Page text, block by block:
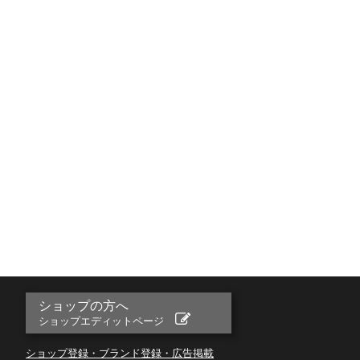
ショップの方へ
ショップエディットページ
ショップ登録・ブランド登録・広告掲載